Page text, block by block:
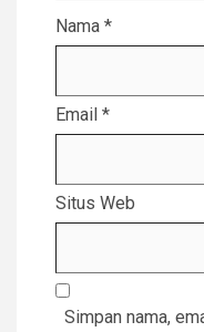
Nama *
Email *
Situs Web
Simpan nama,